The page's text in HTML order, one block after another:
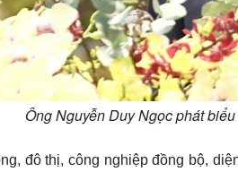
Ông Nguyễn Duy Ngọc phát
đô thị, công nghiệp đồng bộ,